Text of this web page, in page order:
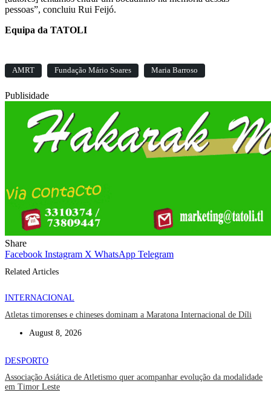
pessoas”, concluiu Rui Feijó.
Equipa da TATOLI
AMRT Fundação Mário Soares Maria Barroso
Publisidade
Share
Facebook Instagram X WhatsApp Telegram
Related Articles
INTERNACIONAL
Atletas timorenses e chineses dominam a Maratona Internacional de Díli
August 8, 2026
DESPORTO
Associação Asiática de Atletismo quer acompanhar evolução da modalidade
em Timor Leste